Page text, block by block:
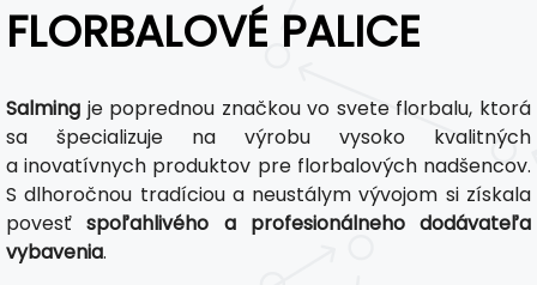
FLORBALOVÉ PALICE
Salming je poprednou značkou vo svete florbalu, ktorá
sa špecializuje na výrobu vysoko kvalitných
a inovatívnych produktov pre florbalových nadšencov.
S dlhoročnou tradíciou a neustálym vývojom si získala
povesťspoľahlivého a profesionálneho dodávateľa
vybavenia.